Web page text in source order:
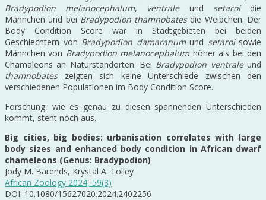
Bradypodion melanocephalum, ventraleund setaroidie
Männchen und bei Bradypodion thamnobatesdie Weibchen. Der
Body Condition Score war in Stadtgebieten bei beiden
Geschlechtern von Bradypodion damaranumund setaroisowie
Männchen von Bradypodion melanocephalumhöher als bei den
Chamäleons an Naturstandorten. Bei Bradypodion ventraleund
thamnobateszeigten sich keine Unterschiede zwischen den
verschiedenen Populationen im Body Condition Score.
Forschung, wie es genau zu diesen spannenden Unterschieden
kommt, steht noch aus.
Big cities, big bodies: urbanisation correlates with large
body sizes and enhanced body condition in African dwarf
chameleons (Genus: Bradypodion)
Jody M. Barends, Krystal A. Tolley
African Zoology 2024, 59(3)
DOI: 10.1080/15627020.2024.2402256